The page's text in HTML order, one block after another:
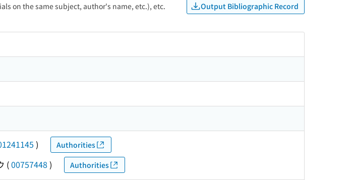
on the same subject, author's name, etc.), etc. Output Bibliographic Record
) Authorities
(00757448 ) Authorities